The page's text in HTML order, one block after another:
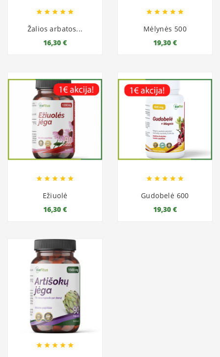
    
Žalios arbatos...
16,30 €
    
Mėlynės 500
19,30 €
    
Ežiuolė
16,30 €
    
Gudobelė 600
19,30 €
    